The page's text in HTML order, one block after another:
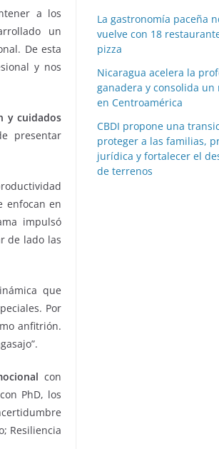
a los
un
De esta
y nos
y cuidados
presentar
enfocan en
impulsó
de lado las
que
Por
anfitrión.
con
PhD, los
Resiliencia
La gastronomía paceña
vuelve con 18
pizza
Nicaragua acelera la
ganadera y consolida un
en Centroamérica
CBDI propone una
proteger a las familias,
jurídica y fortalecer el
de terrenos